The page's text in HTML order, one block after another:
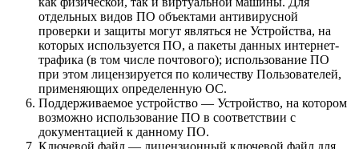
отдельных видов ПО объектами антивирусной
проверки и защиты могут являться не Устройства, на
которых используется ПО, а пакеты данных интернет-
трафика (в том числе почтового); использование ПО
при этом лицензируется по количеству Пользователей,
применяющих определенную ОС.
Поддерживаемое устройство — Устройство, на котором
возможно использование ПО в соответствии с
документацией к данному ПО.
Ключевой файл — лицензионный ключевой файл для